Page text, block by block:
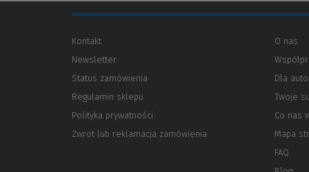
Kontakt
Newsletter
Status zamówienia
Regulamin sklepu
Polityka prywatności
innej
Zwrot lub reklamacja zamówienia
O nas
Dla
Twoje
Co nas
Mapa
FAQ